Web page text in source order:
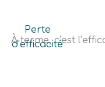
Perte
d’efficacité
À terme, c’est